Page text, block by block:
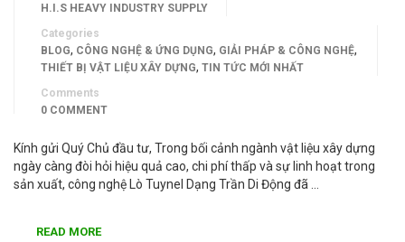
H.I.S HEAVY INDUSTRY SUPPLY
Categories
BLOG, CÔNG NGHỆ & ỨNG DỤNG, GIẢI PHÁP & CÔNG NGHỆ,
THIẾT BỊ VẬT LIỆU XÂY DỰNG, TIN TỨC MỚI NHẤT
Comments
0 COMMENT
Kính gửi Quý Chủ đầu tư, Trong bối cảnh ngành vật liệu xây dựng
ngày càng đòi hỏi hiệu quả cao, chi phí thấp và sự linh hoạt trong
sản xuất, công nghệ Lò Tuynel Dạng Trần Di Động đã …
READ MORE